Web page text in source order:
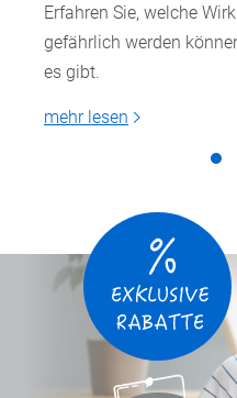
Erfahren Sie, welche
gefährlich werden
es gibt.
mehr lesen